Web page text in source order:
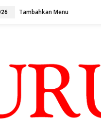
Tambahkan Menu